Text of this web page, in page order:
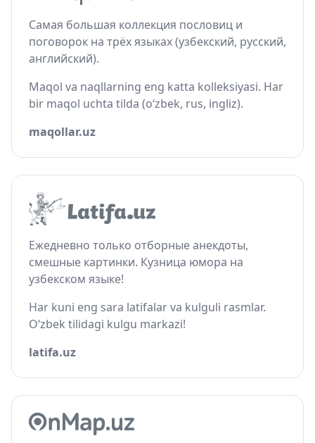
Самая большая коллекция пословиц и
поговорок на трёх языках (узбекский, русский,
английский).
Maqol va naqllarning eng katta kolleksiyasi. Har
bir maqol uchta tilda (o‘zbek, rus, ingliz).
maqollar.uz
Ежедневно только отборные анекдоты,
смешные картинки. Кузница юмора на
узбекском языке!
Har kuni eng sara latifalar va kulguli rasmlar.
O‘zbek tilidagi kulgu markazi!
latifa.uz